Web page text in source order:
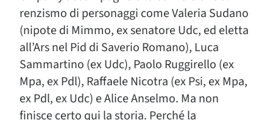
renzismo di personaggi come Valeria Sudano
(nipote di Mimmo, ex senatore Udc, ed eletta
all’Ars nel Pid di Saverio Romano), Luca
Sammartino (ex Udc), Paolo Ruggirello (ex
Mpa, ex Pdl), Raffaele Nicotra (ex Psi, ex Mpa,
ex Pdl, ex Udc) e Alice Anselmo. Ma non
finisce certo qui la storia. Perché la